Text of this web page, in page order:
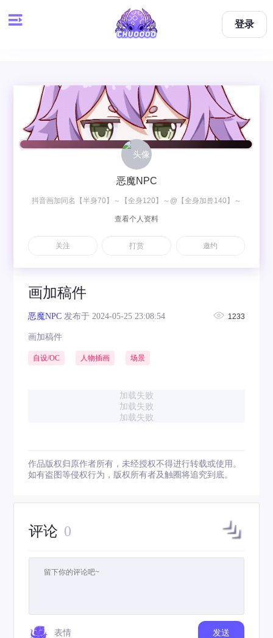
登录
画加稿件
恶魔NPC 发布于 2024-05-25 23:08:54 1233
画加稿件
自设/OC 人物插画 场景
加载失败
加载失败
加载失败
作品版权归原作者所有，未经授权不得进行转载或使用。
如有盗图等侵权行为，版权所有者及触圈将追究到底。
评论 0
表情 发送
恶魔NPC
抖音画加同名【半身70】～【全身120】～@【全身加兽140】～
【双人梦图200】～【双人OC230】
查看个人资料
关注 打赏 邀约